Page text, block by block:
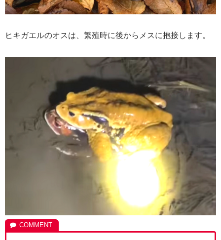
ヒキガエルのオスは、繁殖時に後からメスに抱接します。